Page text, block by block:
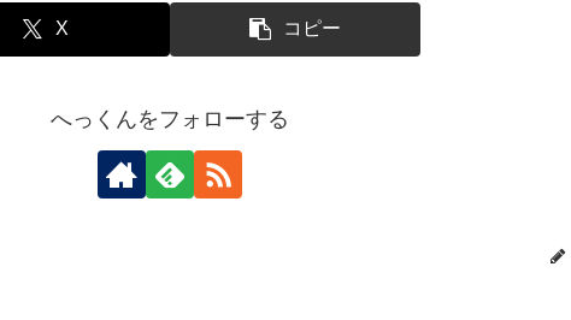
X コピー
へっくんをフォローする